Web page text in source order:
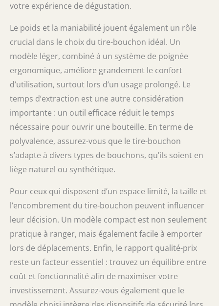
votre expérience de dégustation.
Le poids et la maniabilité jouent également un rôle
crucial dans le choix du tire-bouchon idéal. Un
modèle léger, combiné à un système de poignée
ergonomique, améliore grandement le confort
d’utilisation, surtout lors d’un usage prolongé. Le
temps d’extraction est une autre considération
importante : un outil efficace réduit le temps
nécessaire pour ouvrir une bouteille. En terme de
polyvalence, assurez-vous que le tire-bouchon
s’adapte à divers types de bouchons, qu’ils soient en
liège naturel ou synthétique.
Pour ceux qui disposent d’un espace limité, la taille et
l’encombrement du tire-bouchon peuvent influencer
leur décision. Un modèle compact est non seulement
pratique à ranger, mais également facile à emporter
lors de déplacements. Enfin, le rapport qualité-prix
reste un facteur essentiel : trouvez un équilibre entre
coût et fonctionnalité afin de maximiser votre
investissement. Assurez-vous également que le